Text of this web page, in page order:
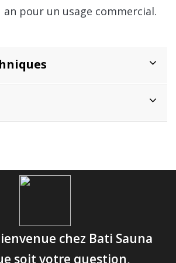
an pour un usage commercial.
chez Bati Sauna
soit votre question,